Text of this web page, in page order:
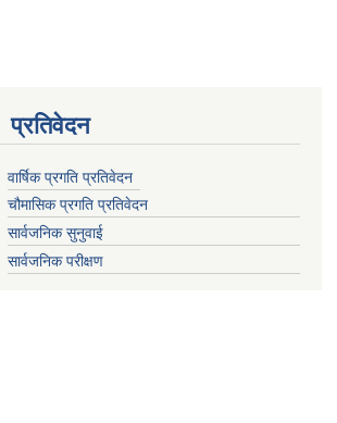
प्रतिवेदन
वार्षिक प्रगति प्रतिवेदन
चौमासिक प्रगति प्रतिवेदन
सार्वजनिक सुनुवाई
सार्वजनिक परीक्षण